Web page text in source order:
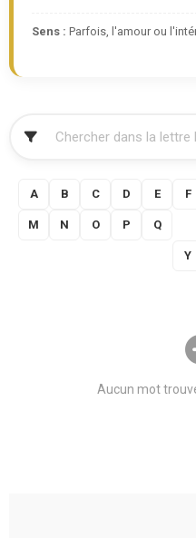
Sens : Parfois, l'amour ou
A B C D E F
M N O P Q
Y
Aucun mot